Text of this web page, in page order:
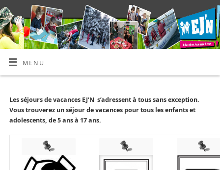
MENU
Les séjours de vacances EJ’N s’adressent à tous sans exception.
Vous trouverez un séjour de vacances pour tous les enfants et
adolescents, de 5 ans à 17 ans.